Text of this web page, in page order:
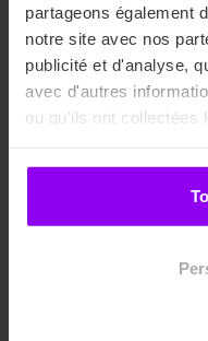
partageons également
notre site avec nos
publicité et d'analyse,
avec d'autres
ou qu'ils ont collectées
abaron@ace-
education.com